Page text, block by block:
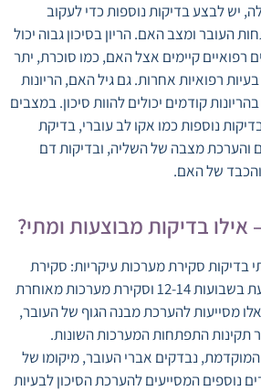
יש לבצע בדיקות נוספות כדי לעקוב
העובר ומצב האם. הריון בסיכון גבוה יכול
קיימים אצל האם, כמו סוכרת, יתר
רפואיות אחרות. גם גיל האם, הריונות
קודמים יכולים להוות סיכון. במצבים
נוספות כמו אקו לב עוברי, בדיקת
והערכת מצבה של השליה, ובדיקות דם
של האם.
בדיקות מבוצעות ומתי?
בדיקות סקירת מערכות עיקריות: סקירת
מערכות מוקדמת המבוצעת בשבועות 12-14 וסקירת מערכות מאוחרת
בדיקות אלו מסייעות להערכת מבנה הגוף של העובר,
תקינות התפתחות המערכות השונות.
נבדקים אברי העובר, מיקומו של
נוספים המסייעים להערכת הסיכון לבעיות